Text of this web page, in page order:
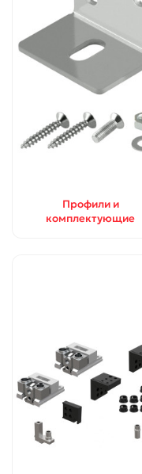
Профили и
комплектующие